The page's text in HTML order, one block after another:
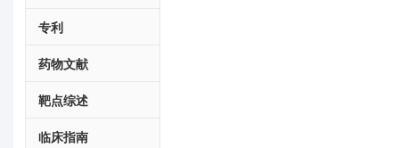
专利
药物文献
靶点综述
临床指南